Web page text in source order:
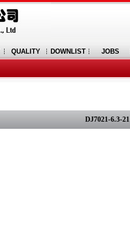
QUALITY DOWNLIST JOBS
DJ7021-6.3-21